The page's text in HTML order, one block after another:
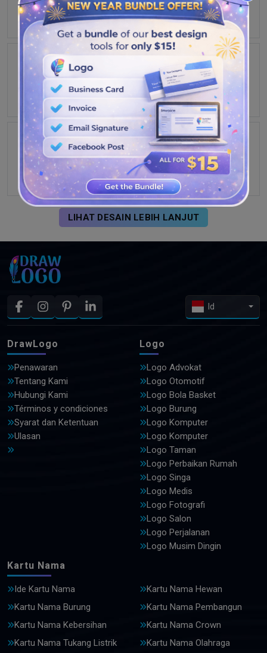
LIHAT DESAIN LEBIH LANJUT
Id
DrawLogo
Penawaran
Tentang Kami
Hubungi Kami
Términos y condiciones
Syarat dan Ketentuan
Ulasan
Logo
Logo Advokat
Logo Otomotif
Logo Bola Basket
Logo Burung
Logo Komputer
Logo Komputer
Logo Taman
Logo Perbaikan Rumah
Logo Singa
Logo Medis
Logo Fotografi
Logo Salon
Logo Perjalanan
Logo Musim Dingin
Kartu Nama
Ide Kartu Nama
Kartu Nama Hewan
Kartu Nama Burung
Kartu Nama Pembangun
Kartu Nama Kebersihan
Kartu Nama Crown
Kartu Nama Tukang Listrik
Kartu Nama Olahraga